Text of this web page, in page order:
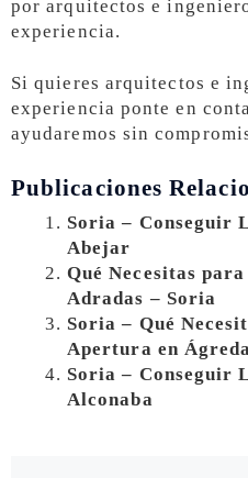
por arquitectos e
experiencia.
Si quieres arquitectos e
experiencia ponte en
ayudaremos sin
Publicaciones
Soria – Conseguir
Abejar
Qué Necesitas
Adradas – Soria
Soria – Qué
Apertura en Ágreda
Soria – Conseguir
Alconaba